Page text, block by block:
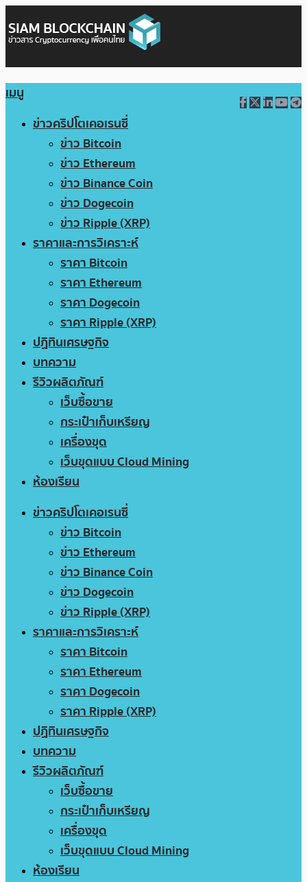
เมนู
ข่าวคริปโตเคอเรนซี่
ข่าว Bitcoin
ข่าว Ethereum
ข่าว Binance Coin
ข่าว Dogecoin
ข่าว Ripple (XRP)
ราคาและการวิเคราะห์
ราคา Bitcoin
ราคา Ethereum
ราคา Dogecoin
ราคา Ripple (XRP)
ปฏิทินเศรษฐกิจ
บทความ
รีวิวผลิตภัณฑ์
เว็บซื้อขาย
กระเป๋าเก็บเหรียญ
เครื่องขุด
เว็บขุดแบบ Cloud Mining
ห้องเรียน
ข่าวคริปโตเคอเรนซี่
ข่าว Bitcoin
ข่าว Ethereum
ข่าว Binance Coin
ข่าว Dogecoin
ข่าว Ripple (XRP)
ราคาและการวิเคราะห์
ราคา Bitcoin
ราคา Ethereum
ราคา Dogecoin
ราคา Ripple (XRP)
ปฏิทินเศรษฐกิจ
บทความ
รีวิวผลิตภัณฑ์
เว็บซื้อขาย
กระเป๋าเก็บเหรียญ
เครื่องขุด
เว็บขุดแบบ Cloud Mining
ห้องเรียน